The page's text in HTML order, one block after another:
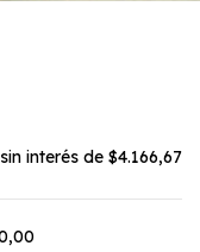
interés de $4.166,67